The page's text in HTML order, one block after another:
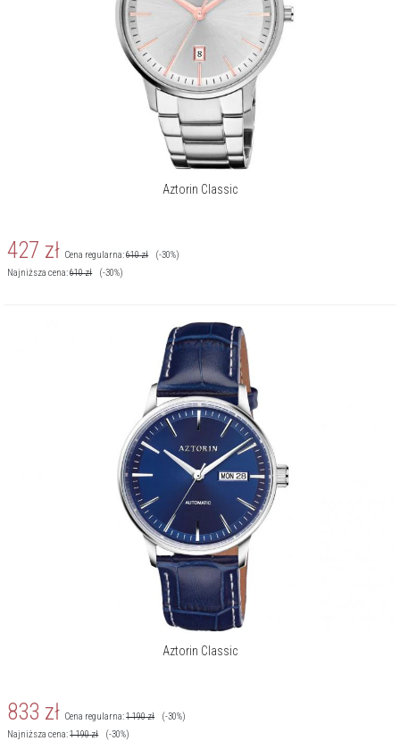
Aztorin Classic
427 zł Cena regularna:610zł
(-30%)
Najniższa cena:610zł (-30%)
Aztorin Classic
833 zł Cena regularna:1 190zł
(-30%)
Najniższa cena:1 190zł (-30%)